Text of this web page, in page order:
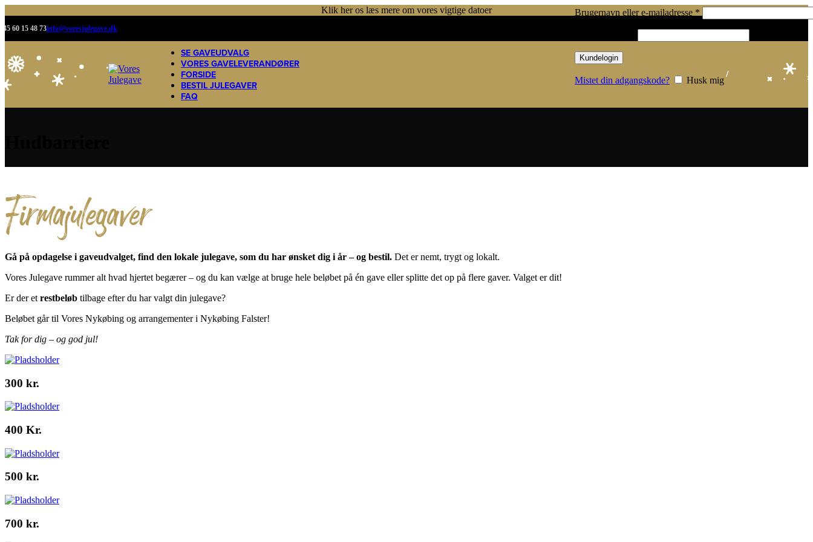
Klik her os læs mere om vores vigtige datoer
60 15 48 73info@voresjulegave.dk
Brugernavn eller e-mailadresse *
Kundelogin
Mistet din adgangskode? Husk mig
SE GAVEUDVALG
VORES GAVELEVERANDØRER
FORSIDE
BESTIL JULEGAVER
FAQ
/
Firmajulegaver
Gå på opdagelse i gaveudvalget, find den lokale julegave, som du har ønsket dig i år – og bestil. Det er nemt, trygt og lokalt.
Vores Julegave rummer alt hvad hjertet begærer – og du kan vælge at bruge hele beløbet på én gave eller splitte det op på flere gaver. Valget er dit!
Er der et restbeløb tilbage efter du har valgt din julegave?
Beløbet går til Vores Nykøbing og arrangementer i Nykøbing Falster!
Tak for dig – og god jul!
300 kr.
400 Kr.
500 kr.
700 kr.